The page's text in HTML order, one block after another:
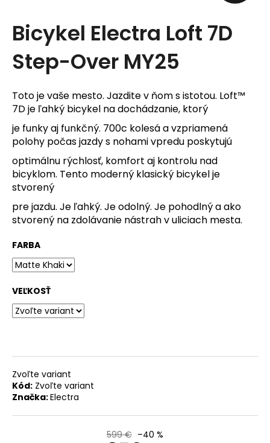
Bicykel Electra Loft 7D
Step-Over MY25
Toto je vaše mesto. Jazdite v ňom s istotou. Loft™
7D je ľahký bicykel na dochádzanie, ktorý
je funky aj funkčný. 700c kolesá a vzpriamená
polohy počas jazdy s nohami vpredu poskytujú
optimálnu rýchlosť, komfort aj kontrolu nad
bicyklom. Tento moderný klasický bicykel je
stvorený
pre jazdu. Je ľahký. Je odolný. Je pohodlný a ako
stvorený na zdolávanie nástrah v uliciach mesta.
FARBA
VEĽKOSŤ
Zvoľte variant
Kód: Zvoľte variant
Značka:Electra
599 € –40 %
e
n
j
s
ť
?
O
d
p
r
ú
č